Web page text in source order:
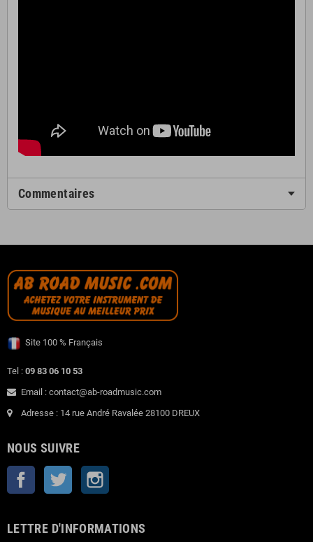
Commentaires
Site 100 % Français
Tel : 09 83 06 10 53
Email : contact@ab-roadmusic.com
Adresse : 14 rue André Ravalée 28100 DREUX
NOUS SUIVRE
Facebook Twitter
LETTRE D'INFORMATIONS